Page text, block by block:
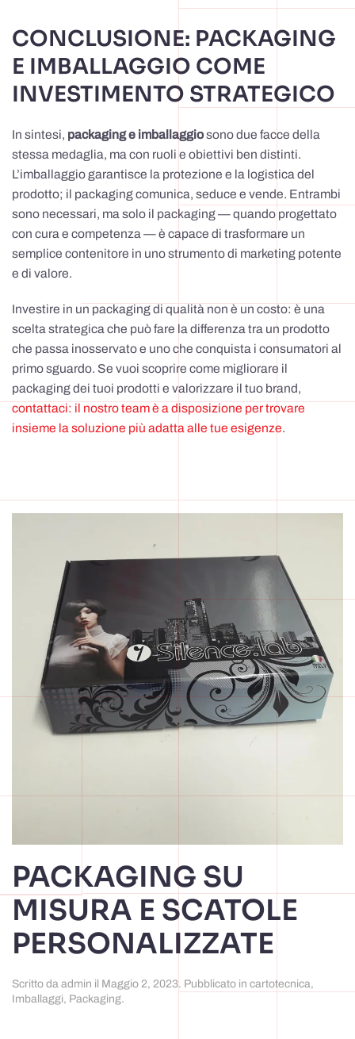
CONCLUSIONE: PACKAGING
E IMBALLAGGIO COME
INVESTIMENTO STRATEGICO
In sintesi, packaging e imballaggiosono due facce della
stessa medaglia, ma con ruoli e obiettivi ben distinti.
L’imballaggio garantisce la protezione e la logistica del
prodotto; il packaging comunica, seduce e vende. Entrambi
sono necessari, ma solo il packaging — quando progettato
con cura e competenza — è capace di trasformare un
semplice contenitore in uno strumento di marketing potente
e di valore.
Investire in un packaging di qualità non è un costo: è una
scelta strategica che può fare la differenza tra un prodotto
che passa inosservato e uno che conquista i consumatori al
primo sguardo. Se vuoi scoprire come migliorare il
packaging dei tuoi prodotti e valorizzare il tuo brand,
contattaci: il nostro team è a disposizione per trovare
insieme la soluzione più adatta alle tue esigenze.
PACKAGING SU
MISURA E SCATOLE
PERSONALIZZATE
Scritto da admin il Maggio 2, 2023. Pubblicato in cartotecnica,
Imballaggi, Packaging.